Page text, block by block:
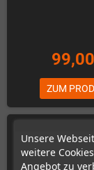
Unsere
weitere
Angebot zu
ZUM